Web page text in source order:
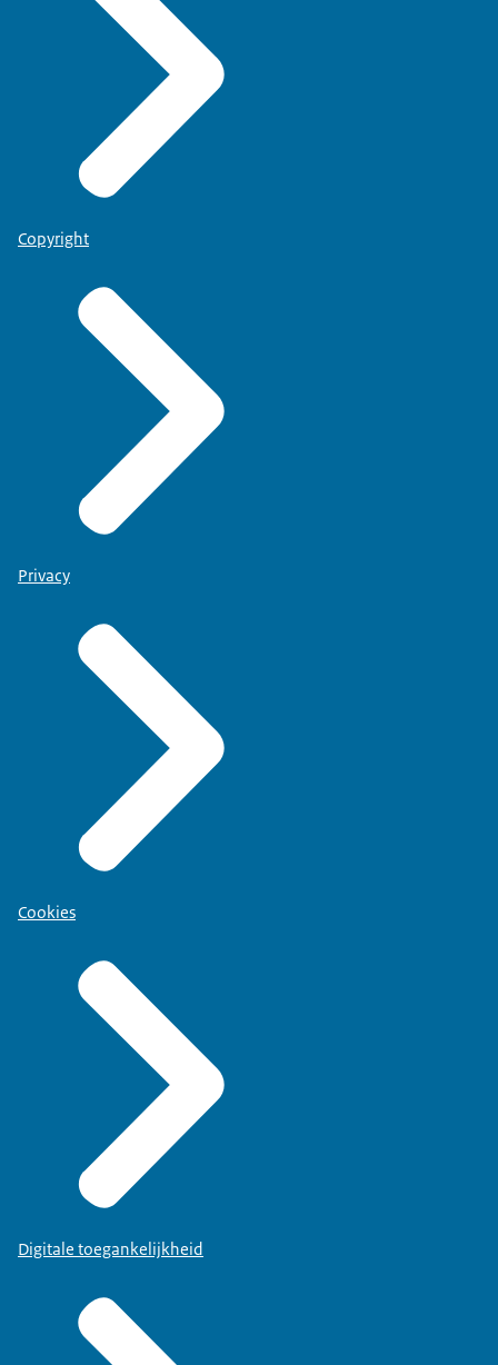
Copyright
Privacy
Cookies
Digitale toegankelijkheid